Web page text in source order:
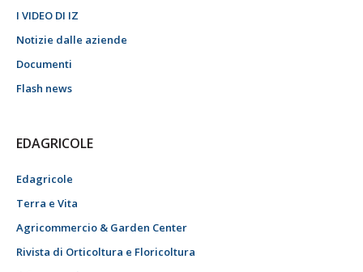
I VIDEO DI IZ
Notizie dalle aziende
Documenti
Flash news
EDAGRICOLE
Edagricole
Terra e Vita
Agricommercio & Garden Center
Rivista di Orticoltura e Floricoltura